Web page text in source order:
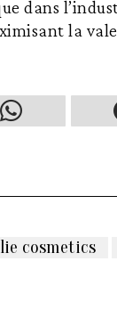
dans
la
cosmetics